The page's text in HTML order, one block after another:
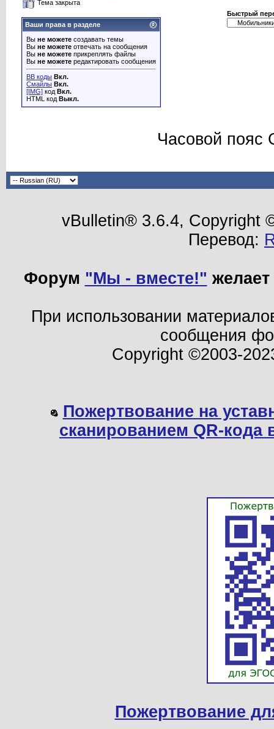
Тема закрыта
Ваши права в разделе
Вы не можете создавать темы
Вы не можете отвечать на сообщения
Вы не можете прикреплять файлы
Вы не можете редактировать сообщения
BB коды Вкл.
Смайлы Вкл.
[IMG] код Вкл.
HTML код Выкл.
Быстрый
Часовой пояс
vBulletin® 3.6.4, Copyright
Перевод:
Форум "Мы - вместе!"
При использовании
сообщения
Copyright ©2003-
Пожертвование на
сканированием QR-
Пожертвование